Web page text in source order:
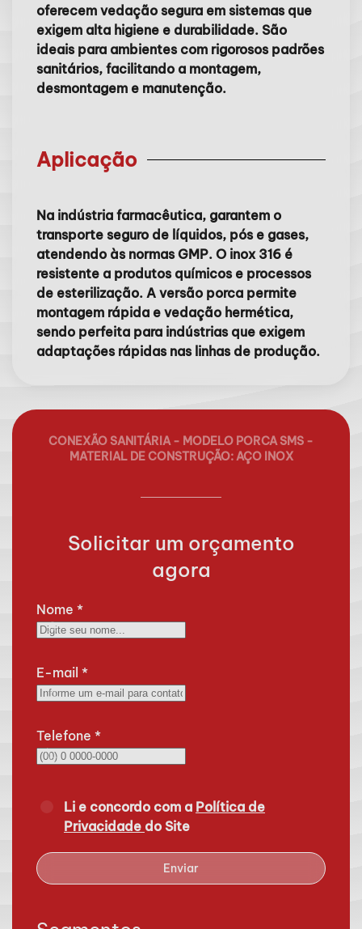
oferecem vedação segura em sistemas que
exigem alta higiene e durabilidade. São
ideais para ambientes com rigorosos padrões
sanitários, facilitando a montagem,
desmontagem e manutenção.
Aplicação
Na indústria farmacêutica, garantem o
transporte seguro de líquidos, pós e gases,
atendendo às normas GMP. O inox 316 é
resistente a produtos químicos e processos
de esterilização. A versão porca permite
montagem rápida e vedação hermética,
sendo perfeita para indústrias que exigem
adaptações rápidas nas linhas de produção.
CONEXÃO SANITÁRIA - MODELO PORCA SMS -
MATERIAL DE CONSTRUÇÃO: AÇO INOX
Solicitar um orçamento
agora
Nome *
E-mail *
Telefone *
Li e concordo com a Política de
Privacidade do Site
Enviar